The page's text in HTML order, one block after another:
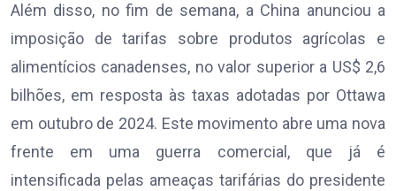
Além disso, no fim de semana, a China anunciou a
imposição de tarifas sobre produtos agrícolas e
alimentícios canadenses, no valor superior a US$ 2,6
bilhões, em resposta às taxas adotadas por Ottawa
em outubro de 2024. Este movimento abre uma nova
frente em uma guerra comercial, que já é
intensificada pelas ameaças tarifárias do presidente